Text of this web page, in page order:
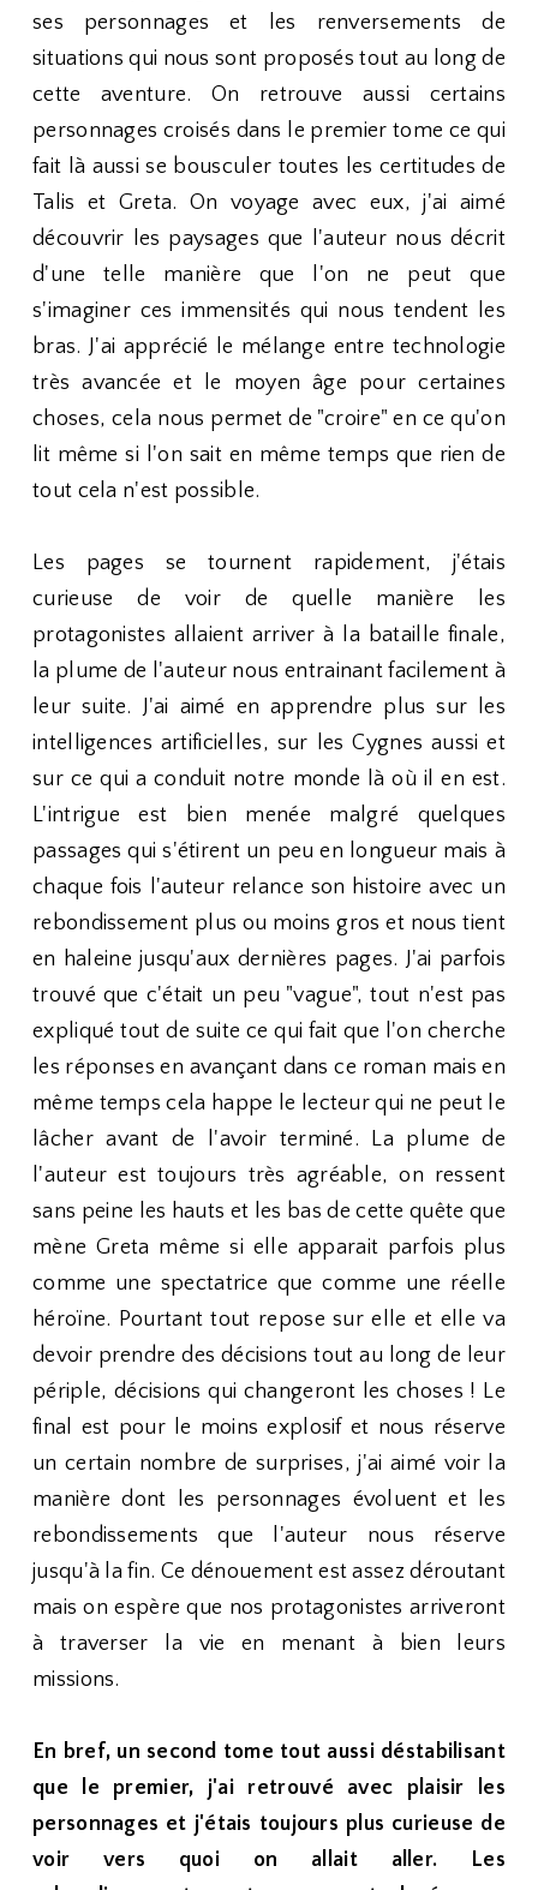
ses personnages et les renversements de
situations qui nous sont proposés tout au long de
cette aventure. On retrouve aussi certains
personnages croisés dans le premier tome ce qui
fait là aussi se bousculer toutes les certitudes de
Talis et Greta. On voyage avec eux, j'ai aimé
découvrir les paysages que l'auteur nous décrit
d'une telle manière que l'on ne peut que
s'imaginer ces immensités qui nous tendent les
bras. J'ai apprécié le mélange entre technologie
très avancée et le moyen âge pour certaines
choses, cela nous permet de "croire" en ce qu'on
lit même si l'on sait en même temps que rien de
tout cela n'est possible.
Les pages se tournent rapidement, j'étais
curieuse de voir de quelle manière les
protagonistes allaient arriver à la bataille finale,
la plume de l'auteur nous entrainant facilement à
leur suite. J'ai aimé en apprendre plus sur les
intelligences artificielles, sur les Cygnes aussi et
sur ce qui a conduit notre monde là où il en est.
L'intrigue est bien menée malgré quelques
passages qui s'étirent un peu en longueur mais à
chaque fois l'auteur relance son histoire avec un
rebondissement plus ou moins gros et nous tient
en haleine jusqu'aux dernières pages. J'ai parfois
trouvé que c'était un peu "vague", tout n'est pas
expliqué tout de suite ce qui fait que l'on cherche
les réponses en avançant dans ce roman mais en
même temps cela happe le lecteur qui ne peut le
lâcher avant de l'avoir terminé. La plume de
l'auteur est toujours très agréable, on ressent
sans peine les hauts et les bas de cette quête que
mène Greta même si elle apparait parfois plus
comme une spectatrice que comme une réelle
héroïne. Pourtant tout repose sur elle et elle va
devoir prendre des décisions tout au long de leur
périple, décisions qui changeront les choses ! Le
final est pour le moins explosif et nous réserve
un certain nombre de surprises, j'ai aimé voir la
manière dont les personnages évoluent et les
rebondissements que l'auteur nous réserve
jusqu'à la fin. Ce dénouement est assez déroutant
mais on espère que nos protagonistes arriveront
à traverser la vie en menant à bien leurs
missions.
En bref, un second tome tout aussi déstabilisant
que le premier, j'ai retrouvé avec plaisir les
personnages et j'étais toujours plus curieuse de
voir vers quoi on allait aller. Les